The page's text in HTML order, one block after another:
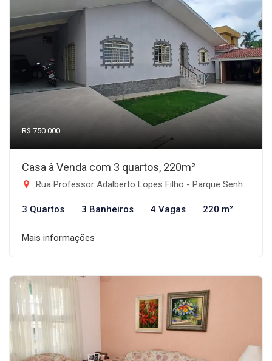
R$ 750.000
Casa à Venda com 3 quartos, 220m²
Rua Professor Adalberto Lopes Filho - Parque Senhor do Bonfim, Taubaté-SP
3 Quartos 3 Banheiros 4 Vagas 220 m²
Mais informações